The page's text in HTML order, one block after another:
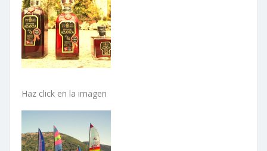
Haz click en la imagen